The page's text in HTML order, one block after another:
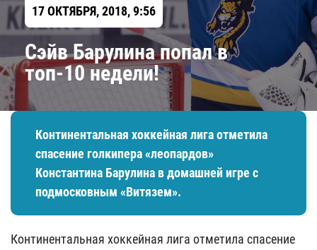
17 ОКТЯБРЯ, 2018, 9:56
Сэйв Барулина попал в
топ-10 недели!
Континентальная хоккейная лига отметила
спасение голкипера «леопардов»
Константина Барулина в домашней игре с
подмосковным «Витязем».
Континентальная хоккейная лига отметила спасение